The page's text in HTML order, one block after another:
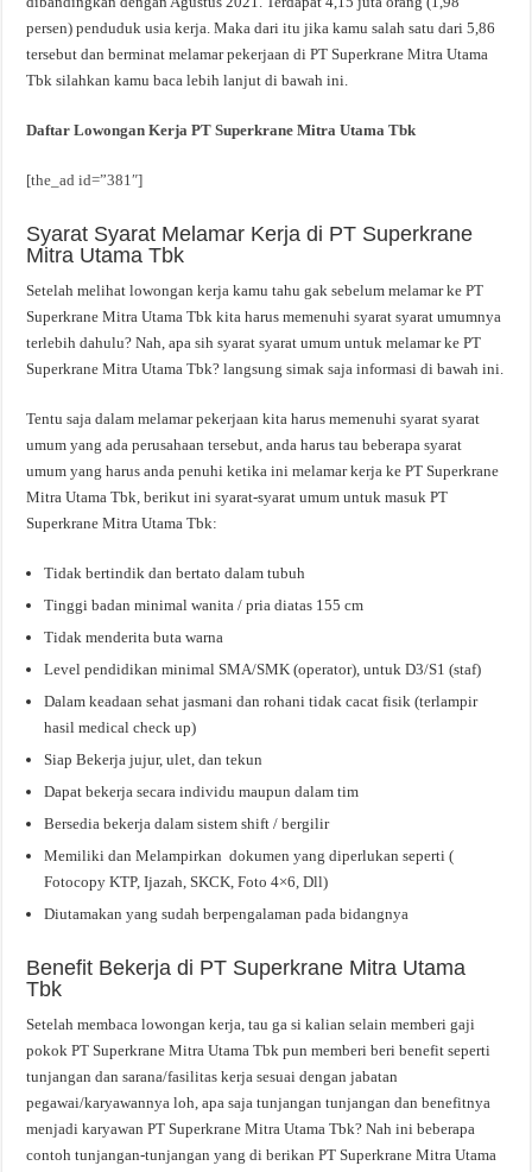
persen) penduduk usia kerja. Maka dari itu jika kamu salah satu dari 5,86
tersebut dan berminat melamar pekerjaan di PT Superkrane Mitra Utama
Tbk silahkan kamu baca lebih lanjut di bawah ini.
Daftar Lowongan Kerja PT Superkrane Mitra Utama Tbk
[the_ad id=”381″]
Syarat Syarat Melamar Kerja di PT Superkrane
Mitra Utama Tbk
Setelah melihat lowongan kerja kamu tahu gak sebelum melamar ke PT
Superkrane Mitra Utama Tbk kita harus memenuhi syarat syarat umumnya
terlebih dahulu? Nah, apa sih syarat syarat umum untuk melamar ke PT
Superkrane Mitra Utama Tbk? langsung simak saja informasi di bawah ini.
Tentu saja dalam melamar pekerjaan kita harus memenuhi syarat syarat
umum yang ada perusahaan tersebut, anda harus tau beberapa syarat
umum yang harus anda penuhi ketika ini melamar kerja ke PT Superkrane
Mitra Utama Tbk, berikut ini syarat-syarat umum untuk masuk PT
Superkrane Mitra Utama Tbk:
Tidak bertindik dan bertato dalam tubuh
Tinggi badan minimal wanita / pria diatas 155 cm
Tidak menderita buta warna
Level pendidikan minimal SMA/SMK (operator), untuk D3/S1 (staf)
Dalam keadaan sehat jasmani dan rohani tidak cacat fisik (terlampir
hasil medical check up)
Siap Bekerja jujur, ulet, dan tekun
Dapat bekerja secara individu maupun dalam tim
Bersedia bekerja dalam sistem shift / bergilir
Memiliki dan Melampirkan dokumen yang diperlukan seperti (
Fotocopy KTP, Ijazah, SKCK, Foto 4×6, Dll)
Diutamakan yang sudah berpengalaman pada bidangnya
Benefit Bekerja di PT Superkrane Mitra Utama
Tbk
Setelah membaca lowongan kerja, tau ga si kalian selain memberi gaji
pokok PT Superkrane Mitra Utama Tbk pun memberi beri benefit seperti
tunjangan dan sarana/fasilitas kerja sesuai dengan jabatan
pegawai/karyawannya loh, apa saja tunjangan tunjangan dan benefitnya
menjadi karyawan PT Superkrane Mitra Utama Tbk? Nah ini beberapa
contoh tunjangan-tunjangan yang di berikan PT Superkrane Mitra Utama